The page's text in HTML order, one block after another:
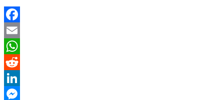
Facebook
Email
WhatsApp
Reddit
LinkedIn